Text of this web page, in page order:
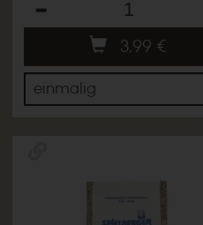
3,99 €